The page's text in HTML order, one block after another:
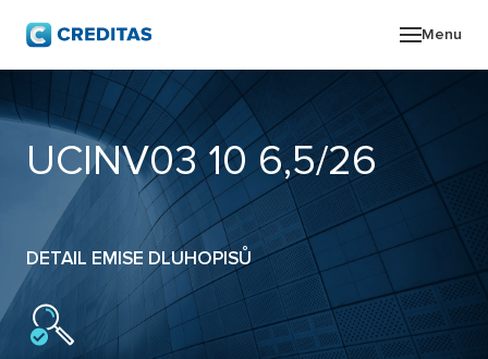
Menu
PRO
UCINV03 10 6,5/26
DETAIL EMISE DLUHOPISŮ